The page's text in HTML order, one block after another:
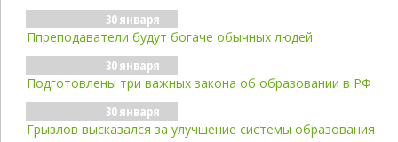
30 января
Ппреподаватели будут богаче обычных людей
30 января
Подготовлены три важных закона об образовании в РФ
30 января
Грызлов высказался за улучшение системы образования